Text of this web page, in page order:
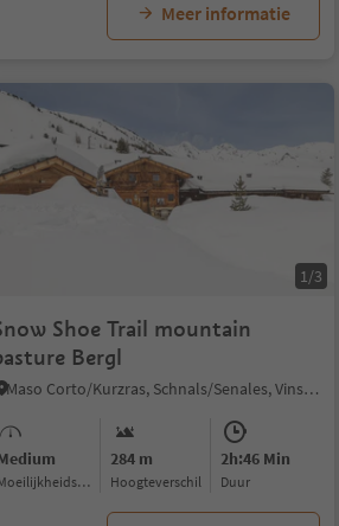
Meer informatie
1/3
Shoe Trail mountain
Bergl
Maso Corto/Kurzras, Schnals/Senales, Vinschgau/Val Venosta
Moeilijkheidsgraad
284 m
Hoogteverschil
2h:46 Min
Duur